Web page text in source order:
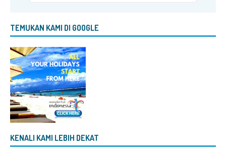
TEMUKAN KAMI DI GOOGLE
KENALI KAMI LEBIH DEKAT